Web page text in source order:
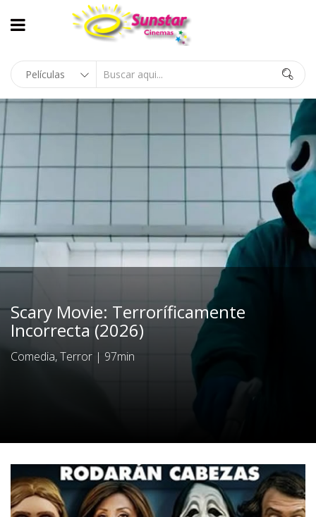
Scary Movie: Terroríficamente
Incorrecta (2026)
Comedia, Terror | 97min